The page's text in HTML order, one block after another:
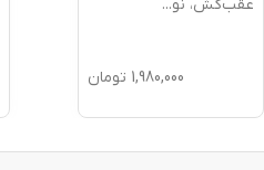
عقب‌کش، نو...
1,980,000 تومان